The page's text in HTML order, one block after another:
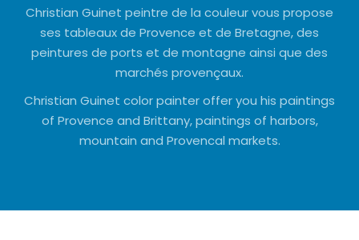
Christian Guinet peintre de la couleur vous propose
ses tableaux de Provence et de Bretagne, des
peintures de ports et de montagne ainsi que des
marchés provençaux.
Christian Guinet color painter offer you his paintings
of Provence and Brittany, paintings of harbors,
mountain and Provencal markets.